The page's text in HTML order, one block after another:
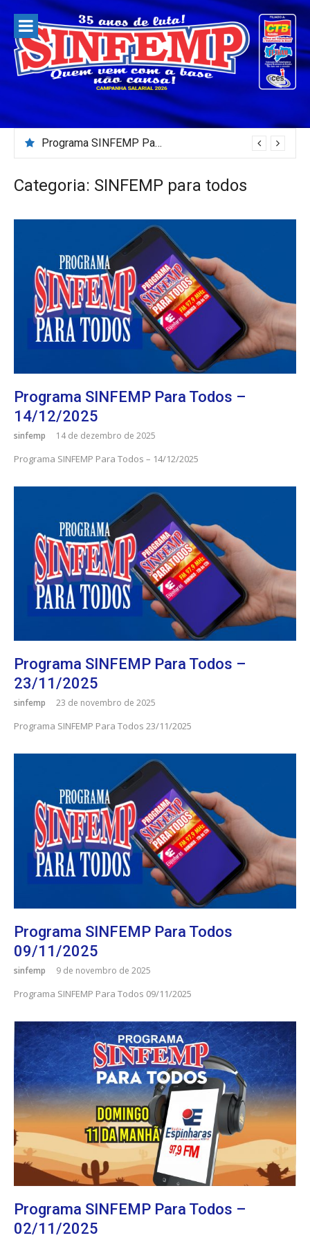
para
conteúdo
Programa SINFEMP Para Todos – 02/08/2026
Categoria: SINFEMP para todos
Programa SINFEMP Para Todos –
14/12/2025
sinfemp 14 de dezembro de 2025
Programa SINFEMP Para Todos – 14/12/2025
Programa SINFEMP Para Todos –
23/11/2025
sinfemp 23 de novembro de 2025
Programa SINFEMP Para Todos 23/11/2025
Programa SINFEMP Para Todos
09/11/2025
sinfemp 9 de novembro de 2025
Programa SINFEMP Para Todos 09/11/2025
Programa SINFEMP Para Todos –
02/11/2025